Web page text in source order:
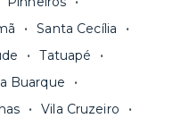
Santa Cecília
Tatuapé
Buarque
Vila Cruzeiro